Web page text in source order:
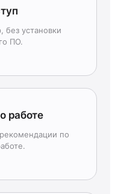
без установки
ПО.
работе
по